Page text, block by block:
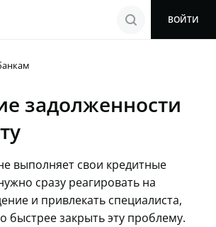
search ВОЙТИ
задолженности
выполняет свои кредитные
сразу реагировать на
и привлекать специалиста,
быстрее закрыть эту проблему.